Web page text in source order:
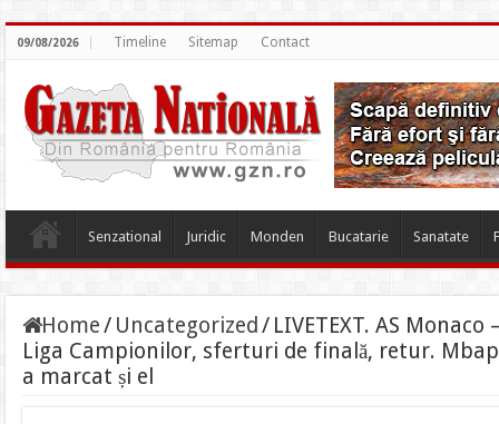
09/08/2026 Timeline Sitemap Contact
Senzational Juridic Monden Bucatarie Sanatate
Home/ Uncategorized / LIVETEXT. AS
Liga Campionilor, sferturi de finală, retur.
a marcat și el